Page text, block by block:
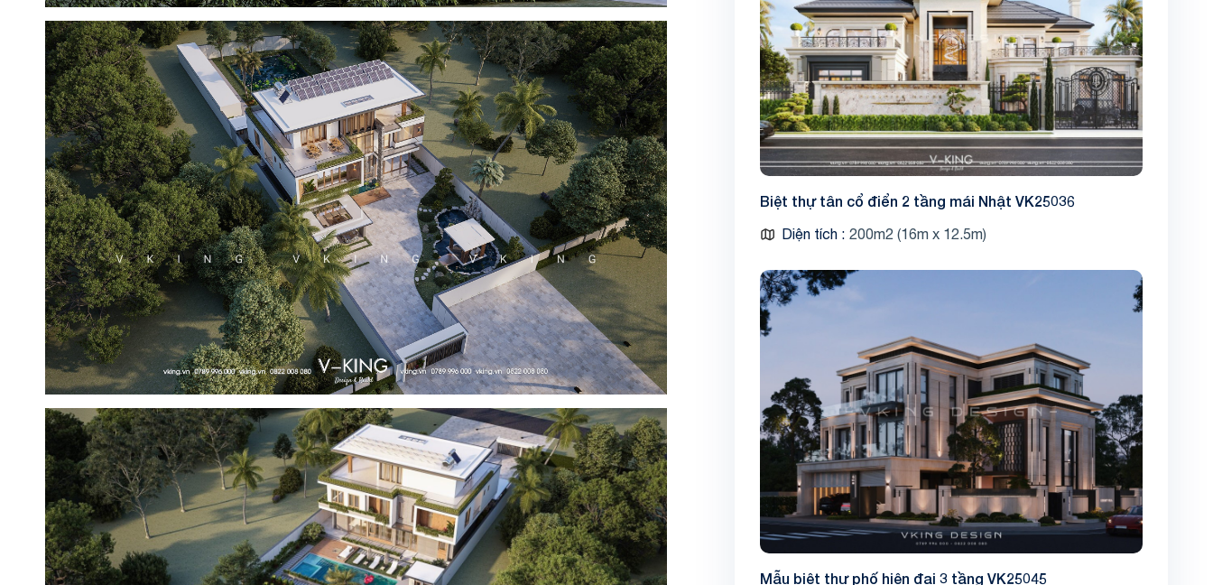
Biệt thự tân cổ điển 2 tầng mái Nhật VK25036
Diện tích 200m2 (16m x 12.5m)
Mẫu biệt thự phố hiện đại 3 tầng VK25045